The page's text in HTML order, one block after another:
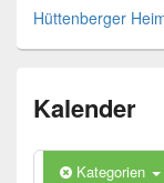
Hüttenberger
Kalender
Kategorien